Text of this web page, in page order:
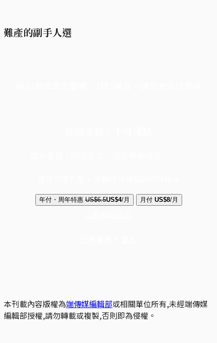
難產的副手人選
年付・周年特惠 US$6.5US$4/月 月付 US$8/月
本刊載內容版權為端傳媒編輯部或相關單位所有,未經端傳媒
編輯部授權,請勿轉載或複製,否則即為侵權。